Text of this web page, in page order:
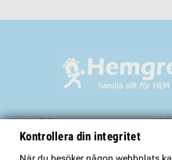
Välkommen till
Kontrollera din integritet